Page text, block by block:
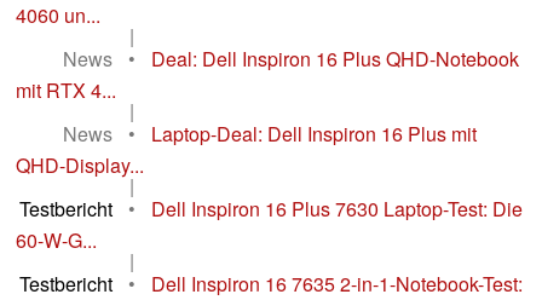
4060 un...
|
News
•
Deal: Dell Inspiron 16 Plus QHD-Notebook
mit RTX 4...
|
News
•
Laptop-Deal: Dell Inspiron 16 Plus mit
QHD-Display...
|
Testbericht
•
Dell Inspiron 16 Plus 7630 Laptop-Test: Die
60-W-G...
|
Testbericht
•
Dell Inspiron 16 7635 2-in-1-Notebook-Test: